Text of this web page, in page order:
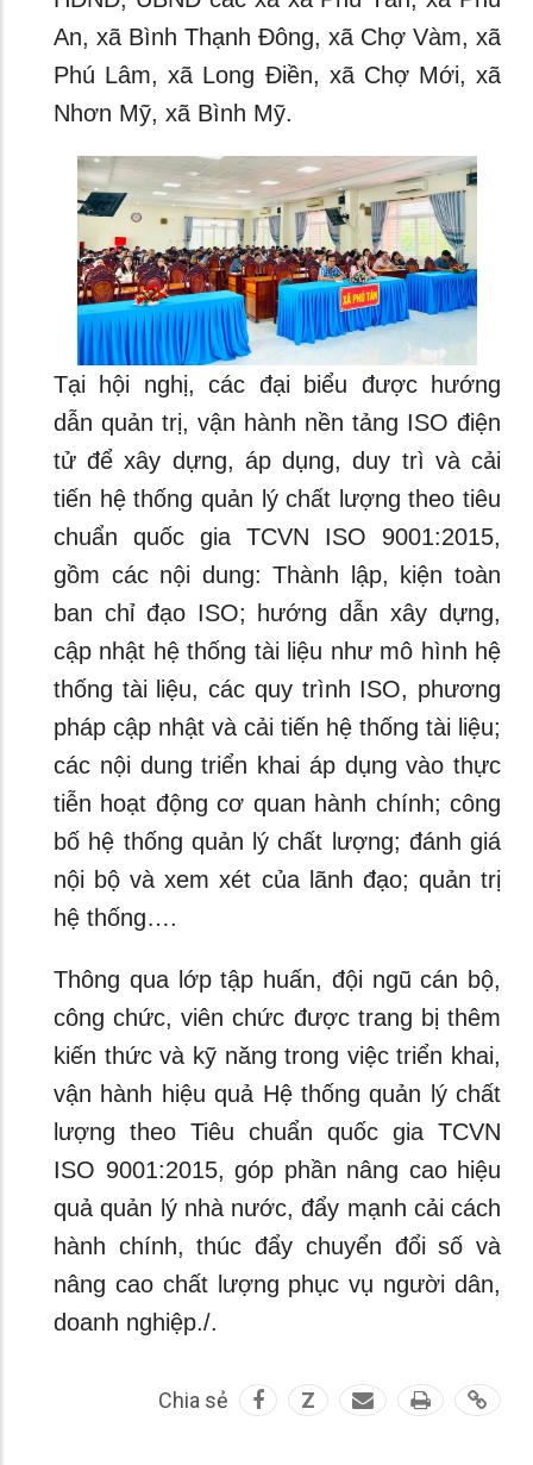
An, xã Bình Thạnh Đông, xã Chợ Vàm, xã
Phú Lâm, xã Long Điền, xã Chợ Mới, xã
Nhơn Mỹ, xã Bình Mỹ.
Tại hội nghị, các đại biểu được hướng
dẫn quản trị, vận hành nền tảng ISO điện
tử để xây dựng, áp dụng, duy trì và cải
tiến hệ thống quản lý chất lượng theo tiêu
chuẩn quốc gia TCVN ISO 9001:2015,
gồm các nội dung: Thành lập, kiện toàn
ban chỉ đạo ISO; hướng dẫn xây dựng,
cập nhật hệ thống tài liệu như mô hình hệ
thống tài liệu, các quy trình ISO, phương
pháp cập nhật và cải tiến hệ thống tài liệu;
các nội dung triển khai áp dụng vào thực
tiễn hoạt động cơ quan hành chính; công
bố hệ thống quản lý chất lượng; đánh giá
nội bộ và xem xét của lãnh đạo; quản trị
hệ thống….
Thông qua lớp tập huấn, đội ngũ cán bộ,
công chức, viên chức được trang bị thêm
kiến thức và kỹ năng trong việc triển khai,
vận hành hiệu quả Hệ thống quản lý chất
lượng theo Tiêu chuẩn quốc gia TCVN
ISO 9001:2015, góp phần nâng cao hiệu
quả quản lý nhà nước, đẩy mạnh cải cách
hành chính, thúc đẩy chuyển đổi số và
nâng cao chất lượng phục vụ người dân,
doanh nghiệp./.
Chia sẻ Z